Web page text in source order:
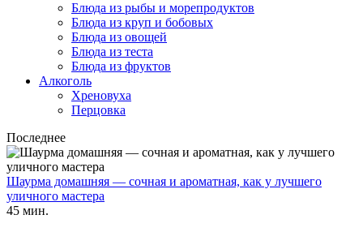
Блюда из рыбы и морепродуктов
Блюда из круп и бобовых
Блюда из овощей
Блюда из теста
Блюда из фруктов
Алкоголь
Хреновуха
Перцовка
Последнее
Шаурма домашняя — сочная и ароматная, как у лучшего
уличного мастера
45 мин.